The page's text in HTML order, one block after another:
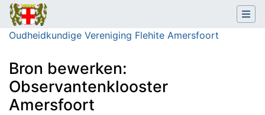
Oudheidkundige Vereniging Flehite Amersfoort
Bron bewerken:
Observantenklooster
Amersfoort